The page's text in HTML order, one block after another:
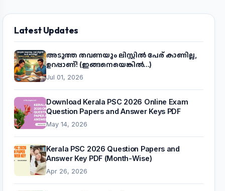
Latest Updates
അടുത്ത തവണയും ലിസ്റ്റിൽ പേര് കാണില്ല,
ഉറപ്പാണ്! (ഇങ്ങനെയെങ്കിൽ...)
Jul 01, 2026
Download Kerala PSC 2026 Online Exam
Question Papers and Answer Keys PDF
May 14, 2026
Kerala PSC 2026 Question Papers and
Answer Key PDF (Month-Wise)
Apr 26, 2026